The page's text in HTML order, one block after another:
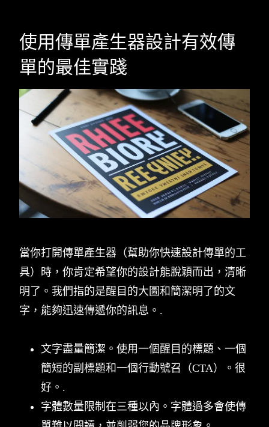
使用傳單產生器設計有效傳
單的最佳實踐
當你打開傳單產生器（幫助你快速設計傳單的工
具）時，你肯定希望你的設計能脫穎而出，清晰
明了。我們指的是醒目的大圖和簡潔明了的文
字，能夠迅速傳遞你的訊息。.
文字盡量簡潔。使用一個醒目的標題、一個
簡短的副標題和一個行動號召（CTA）。很
好。.
字體數量限制在三種以內。字體過多會使傳